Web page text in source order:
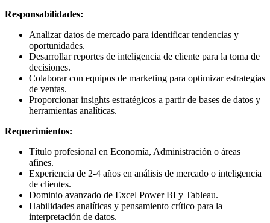
Responsabilidades:
Analizar datos de mercado para identificar tendencias y
oportunidades.
Desarrollar reportes de inteligencia de cliente para la toma de
decisiones.
Colaborar con equipos de marketing para optimizar estrategias
de ventas.
Proporcionar insights estratégicos a partir de bases de datos y
herramientas analíticas.
Requerimientos:
Título profesional en Economía, Administración o áreas
afines.
Experiencia de 2-4 años en análisis de mercado o inteligencia
de clientes.
Dominio avanzado de Excel Power BI y Tableau.
Habilidades analíticas y pensamiento crítico para la
interpretación de datos.